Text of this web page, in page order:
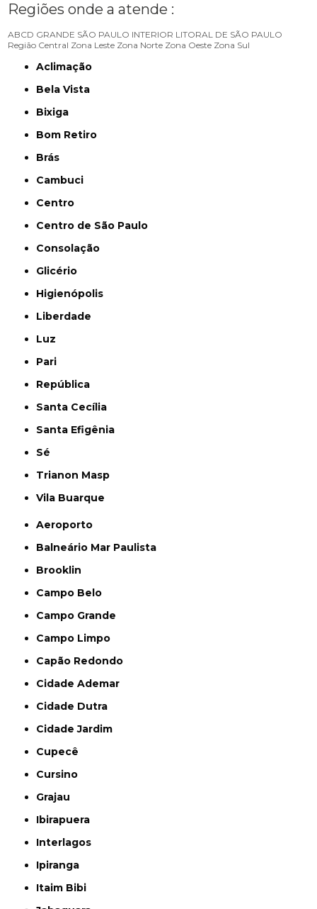
Regiões onde a atende :
ABCD GRANDE SÃO PAULO INTERIOR LITORAL DE SÃO PAULO
Região Central Zona Leste Zona Norte Zona Oeste Zona Sul
Aclimação
Bela Vista
Bixiga
Bom Retiro
Brás
Cambuci
Centro
Centro de São Paulo
Consolação
Glicério
Higienópolis
Liberdade
Luz
Pari
República
Santa Cecília
Santa Efigênia
Sé
Trianon Masp
Vila Buarque
Aeroporto
Balneário Mar Paulista
Brooklin
Campo Belo
Campo Grande
Campo Limpo
Capão Redondo
Cidade Ademar
Cidade Dutra
Cidade Jardim
Cupecê
Cursino
Grajau
Ibirapuera
Interlagos
Ipiranga
Itaim Bibi